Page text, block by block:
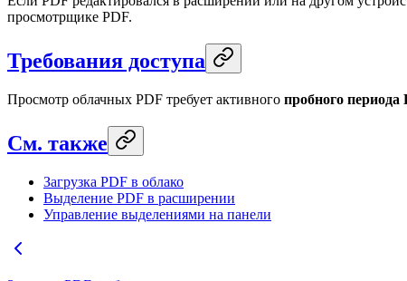
просмотрщике PDF.
Требования доступа
Просмотр облачных PDF требует активного пробного
См. также
Загрузка PDF в облако
Выделение PDF в расширении
Управление выделениями на панели